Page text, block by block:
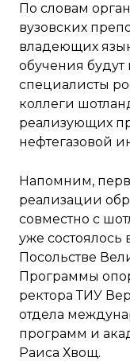
По словам
вузовских
владеющих
обучения будут
специалисты
коллеги
реализующих
нефтегазовой
Напомним,
реализации
совместно с
уже состоялось
Посольстве
Программы
ректора ТИУ
отдела
программ и
Раиса Хвощ.